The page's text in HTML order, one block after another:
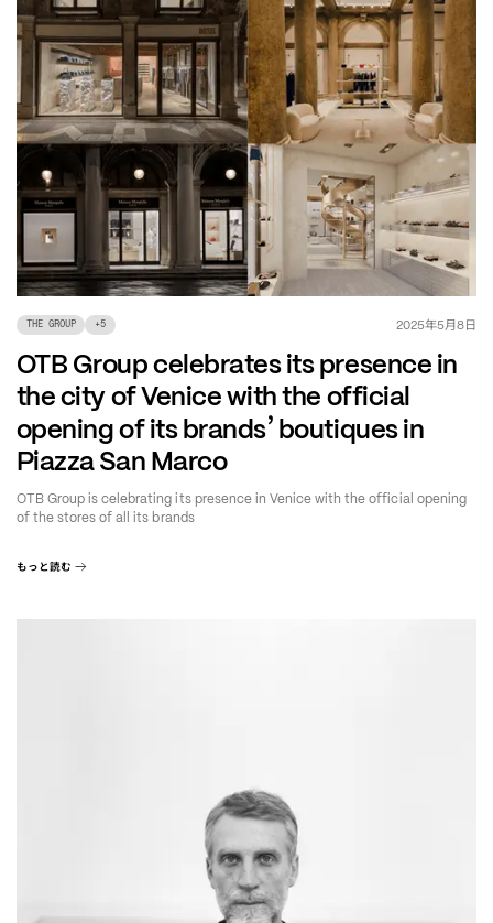
THE GROUP +5 2025年5月8日
OTB Group celebrates its presence in
the city of Venice with the official
opening of its brands’boutiques in
Piazza San Marco
OTB Group is celebrating its presence in Venice with the official opening
of the stores of all its brands
もっと読む